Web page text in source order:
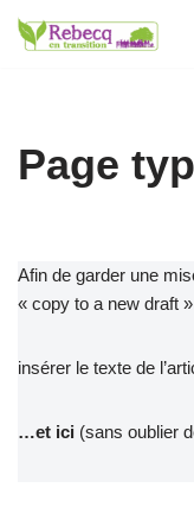
Page
Afin de garder une
« copy to a new draft
insérer le texte de
…et ici (sans oublier